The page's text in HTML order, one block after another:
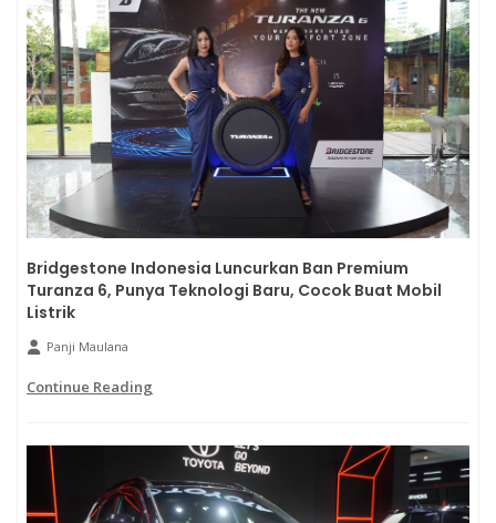
Bridgestone Indonesia Luncurkan Ban Premium
Turanza 6, Punya Teknologi Baru, Cocok Buat Mobil
Listrik
Panji Maulana
Continue Reading